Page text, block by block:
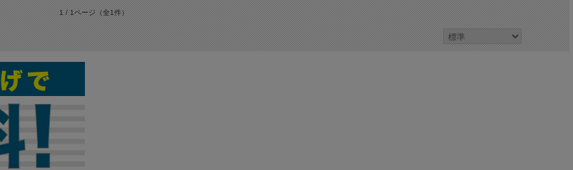
1 / 1ページ（全1件）